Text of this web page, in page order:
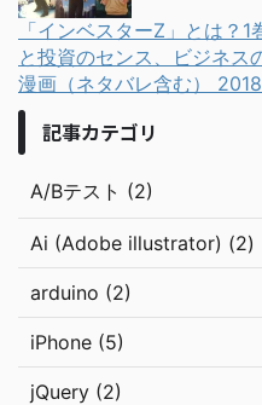
「インベスターZ」とは？
と投資のセンス、ビジネス
漫画（ネタバレ含む）
記事カテゴリ
A/Bテスト (2)
Ai (Adobe illustrator) (2)
arduino (2)
iPhone (5)
jQuery (2)